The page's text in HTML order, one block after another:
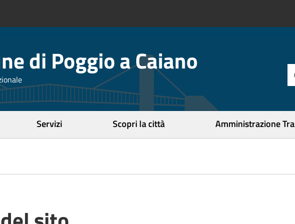
di Poggio a Caiano
Servizi Scopri la città Amministrazione